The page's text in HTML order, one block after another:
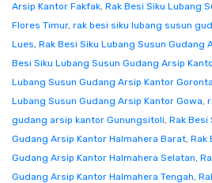
Arsip Kantor Fakfak, Rak Besi Siku Lubang
Flores Timur, rak besi siku lubang susun
Lues, Rak Besi Siku Lubang Susun Gudang
Besi Siku Lubang Susun Gudang Arsip
Lubang Susun Gudang Arsip Kantor
Lubang Susun Gudang Arsip Kantor Gowa,
gudang arsip kantor Gunungsitoli, Rak Besi
Gudang Arsip Kantor Halmahera Barat, Rak
Gudang Arsip Kantor Halmahera Selatan,
Gudang Arsip Kantor Halmahera Tengah,